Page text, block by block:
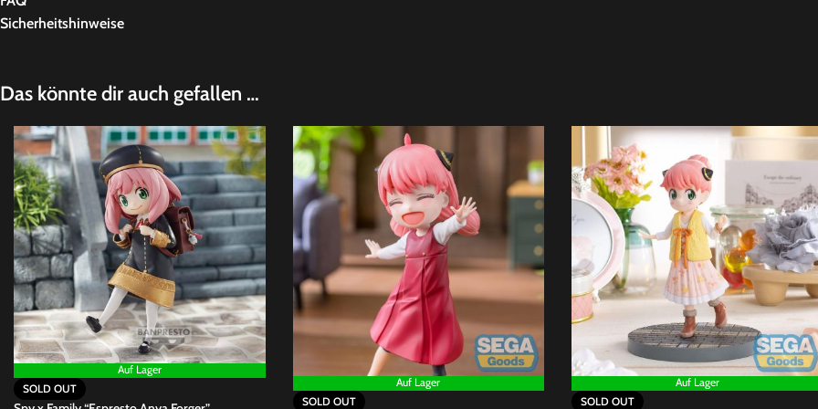
Sicherheitshinweise
Das könnte dir auch gefallen …
Auf Lager
SOLD OUT
Auf Lager
SOLD OUT
Auf Lager
SOLD OUT